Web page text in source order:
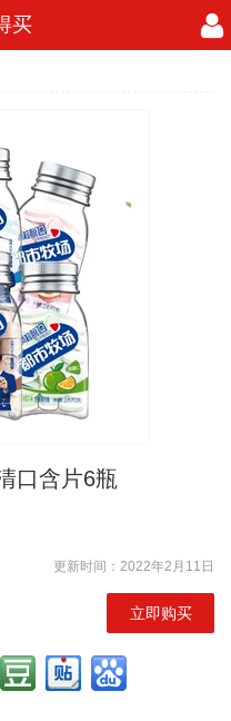
买
口含片6瓶
更新时间：2022年2月11日
立即购买